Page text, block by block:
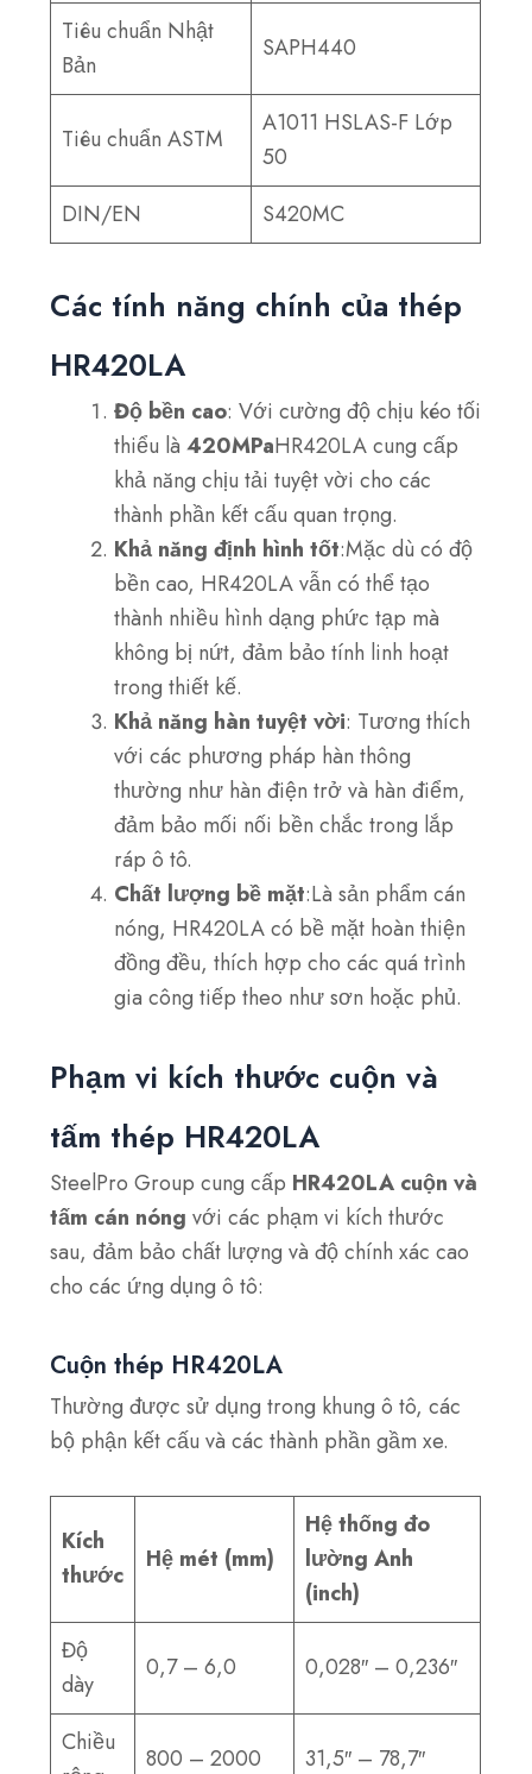
Tiêu chuẩn Nhật
Bản
SAPH440
Tiêu chuẩn ASTM
A1011 HSLAS-F Lớp
50
DIN/EN
S420MC
Các tính năng chính của thép
HR420LA
Độ bền cao: Với cường độ chịu kéo tối
thiểu là420MPaHR420LA cung cấp
khả năng chịu tải tuyệt vời cho các
thành phần kết cấu quan trọng.
Khả năng định hình tốt:Mặc dù có độ
bền cao, HR420LA vẫn có thể tạo
thành nhiều hình dạng phức tạp mà
không bị nứt, đảm bảo tính linh hoạt
trong thiết kế.
Khả năng hàn tuyệt vời: Tương thích
với các phương pháp hàn thông
thường như hàn điện trở và hàn điểm,
đảm bảo mối nối bền chắc trong lắp
ráp ô tô.
Chất lượng bề mặt:Là sản phẩm cán
nóng, HR420LA có bề mặt hoàn thiện
đồng đều, thích hợp cho các quá trình
gia công tiếp theo như sơn hoặc phủ.
Phạm vi kích thước cuộn và
tấm thép HR420LA
SteelPro Group cung cấp HR420LA cuộn và
tấm cán nóng với các phạm vi kích thước
sau, đảm bảo chất lượng và độ chính xác cao
cho các ứng dụng ô tô:
Cuộn thép HR420LA
Thường được sử dụng trong khung ô tô, các
bộ phận kết cấu và các thành phần gầm xe.
Kích
thước
Hệ mét (mm)
Hệ thống đo
lường Anh
(inch)
Độ
dày
0,7 – 6,0 0,028″ – 0,236″
Chiều
800 – 2000 31,5″ – 78,7″